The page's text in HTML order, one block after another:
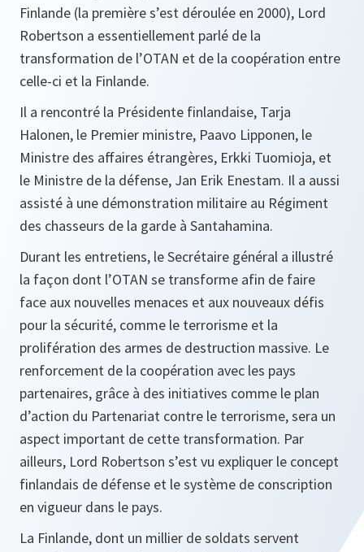
Finlande (la première s’est déroulée en 2000), Lord
Robertson a essentiellement parlé de la
transformation de l’OTAN et de la coopération entre
celle-ci et la Finlande.
Il a rencontré la Présidente finlandaise, Tarja
Halonen, le Premier ministre, Paavo Lipponen, le
Ministre des affaires étrangères, Erkki Tuomioja, et
le Ministre de la défense, Jan Erik Enestam. Il a aussi
assisté à une démonstration militaire au Régiment
des chasseurs de la garde à Santahamina.
Durant les entretiens, le Secrétaire général a illustré
la façon dont l’OTAN se transforme afin de faire
face aux nouvelles menaces et aux nouveaux défis
pour la sécurité, comme le terrorisme et la
prolifération des armes de destruction massive. Le
renforcement de la coopération avec les pays
partenaires, grâce à des initiatives comme le plan
d’action du Partenariat contre le terrorisme, sera un
aspect important de cette transformation. Par
ailleurs, Lord Robertson s’est vu expliquer le concept
finlandais de défense et le système de conscription
en vigueur dans le pays.
La Finlande, dont un millier de soldats servent